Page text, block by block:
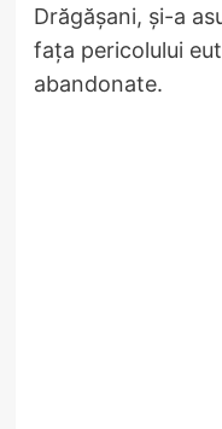
Drăgășani, și-a
fața pericolului
abandonate.